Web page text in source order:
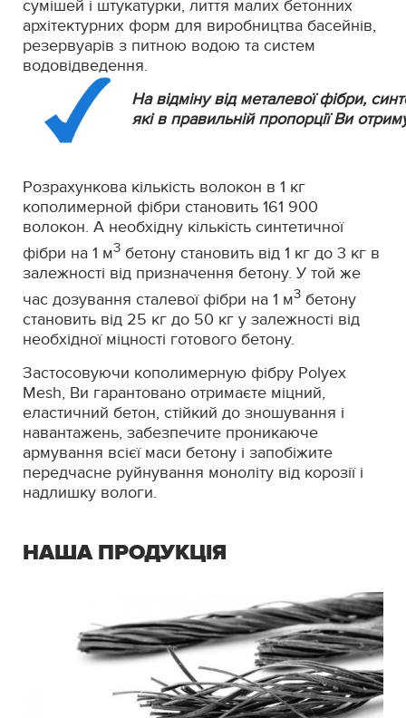
сумішей і штукатурки, лиття малих бетонних
архітектурних форм для виробництва басейнів,
резервуарів з питною водою та систем
водовідведення.
На відміну від металевої фібри,
які в правильній пропорції Ви
Розрахункова кількість волокон в 1 кг
кополимерной фібри становить 161 900
волокон. А необхідну кількість синтетичної
фібри на 1 м3 бетону становить від 1 кг до 3 кг в
залежності від призначення бетону. У той же
час дозування сталевої фібри на 1 м3 бетону
становить від 25 кг до 50 кг у залежності від
необхідної міцності готового бетону.
Застосовуючи кополимерную фібру Polyex
Mesh, Ви гарантовано отримаєте міцний,
еластичний бетон, стійкий до зношування і
навантажень, забезпечите проникаюче
армування всієї маси бетону і запобіжите
передчасне руйнування моноліту від корозії і
надлишку вологи.
НАША ПРОДУКЦІЯ